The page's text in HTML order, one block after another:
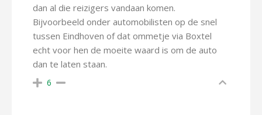
dan al die reizigers vandaan komen.
Bijvoorbeeld onder automobilisten op de snel
tussen Eindhoven of dat ommetje via Boxtel
echt voor hen de moeite waard is om de auto
dan te laten staan.
6